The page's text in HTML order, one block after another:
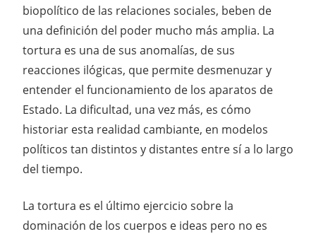
biopolítico de las relaciones sociales, beben de
una definición del poder mucho más amplia. La
tortura es una de sus anomalías, de sus
reacciones ilógicas, que permite desmenuzar y
entender el funcionamiento de los aparatos de
Estado. La dificultad, una vez más, es cómo
historiar esta realidad cambiante, en modelos
políticos tan distintos y distantes entre sí a lo largo
del tiempo.
La tortura es el último ejercicio sobre la
dominación de los cuerpos e ideas pero no es